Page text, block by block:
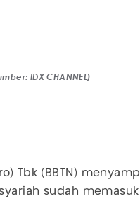
IDX CHANNEL)
Tbk (BBTN)
sudah